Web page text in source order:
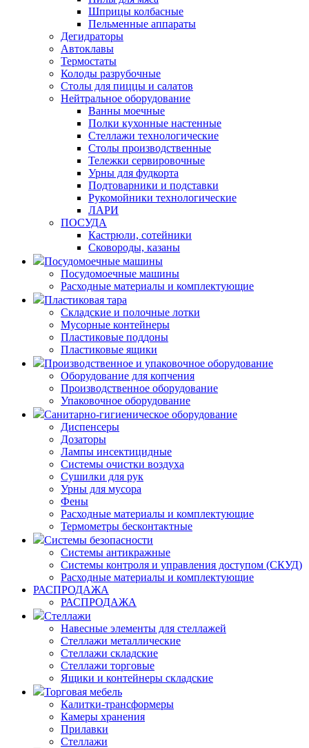
Шприцы колбасные
Пельменные аппараты
Дегидраторы
Автоклавы
Термостаты
Колоды разрубочные
Столы для пиццы и салатов
Нейтральное оборудование
Ванны моечные
Полки кухонные настенные
Стеллажи технологические
Столы производственные
Тележки сервировочные
Урны для фудкорта
Подтоварники и подставки
Рукомойники технологические
ЛАРИ
ПОСУДА
Кастрюли, сотейники
Сковороды, казаны
Посудомоечные машины
Посудомоечные машины
Расходные материалы и комплектующие
Пластиковая тара
Складские и полочные лотки
Мусорные контейнеры
Пластиковые поддоны
Пластиковые ящики
Производственное и упаковочное оборудование
Оборудование для копчения
Производственное оборудование
Упаковочное оборудование
Санитарно-гигиеническое оборудование
Диспенсеры
Дозаторы
Лампы инсектицидные
Системы очистки воздуха
Сушилки для рук
Урны для мусора
Фены
Расходные материалы и комплектующие
Термометры бесконтактные
Системы безопасности
Системы антикражные
Системы контроля и управления доступом (СКУД)
Расходные материалы и комплектующие
РАСПРОДАЖА
РАСПРОДАЖА
Стеллажи
Навесные элементы для стеллажей
Стеллажи металлические
Стеллажи складские
Стеллажи торговые
Ящики и контейнеры складские
Торговая мебель
Калитки-трансформеры
Камеры хранения
Прилавки
Стеллажи